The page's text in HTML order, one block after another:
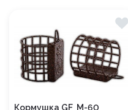
Кормушка GF М-60